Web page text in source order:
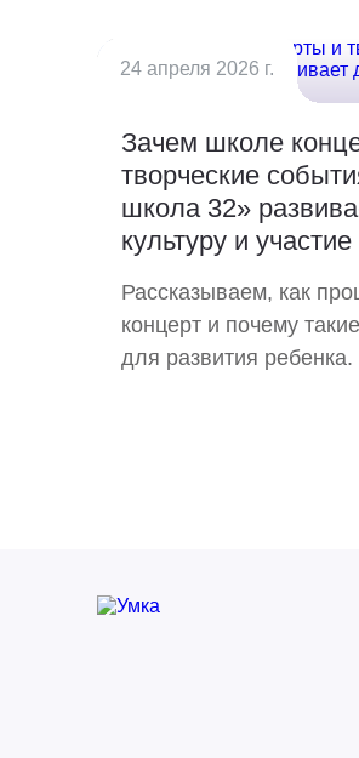
24 апреля 2026 г.
Зачем школе
творческие
школа 32»
культуру и участие
Рассказываем, как
концерт и почему
для развития ребенка.